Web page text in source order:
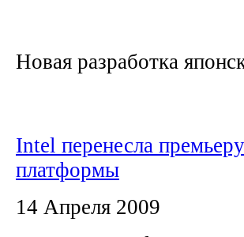
Новая разработка
Intel перенесла
платформы
14 Апреля 2009